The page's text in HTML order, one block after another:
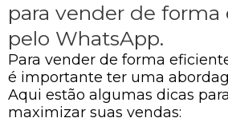
para vender de
pelo WhatsApp.
Para vender de forma
é importante ter uma
Aqui estão algumas dicas
maximizar suas vendas: